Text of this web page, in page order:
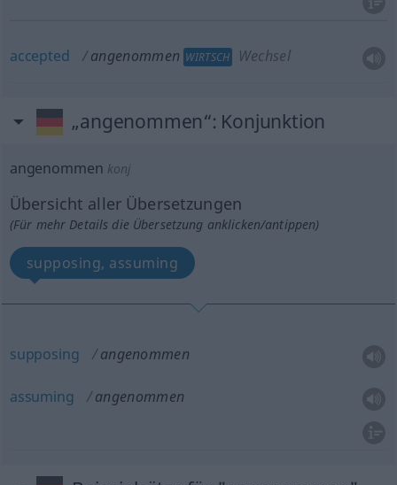
accepted angenommen WIRTSCH Wechsel
„angenommen“: Konjunktion
angenommen konj
Übersicht aller Übersetzungen
(Für mehr Details die Übersetzung anklicken/antippen)
supposing, assuming
supposing angenommen
assuming angenommen